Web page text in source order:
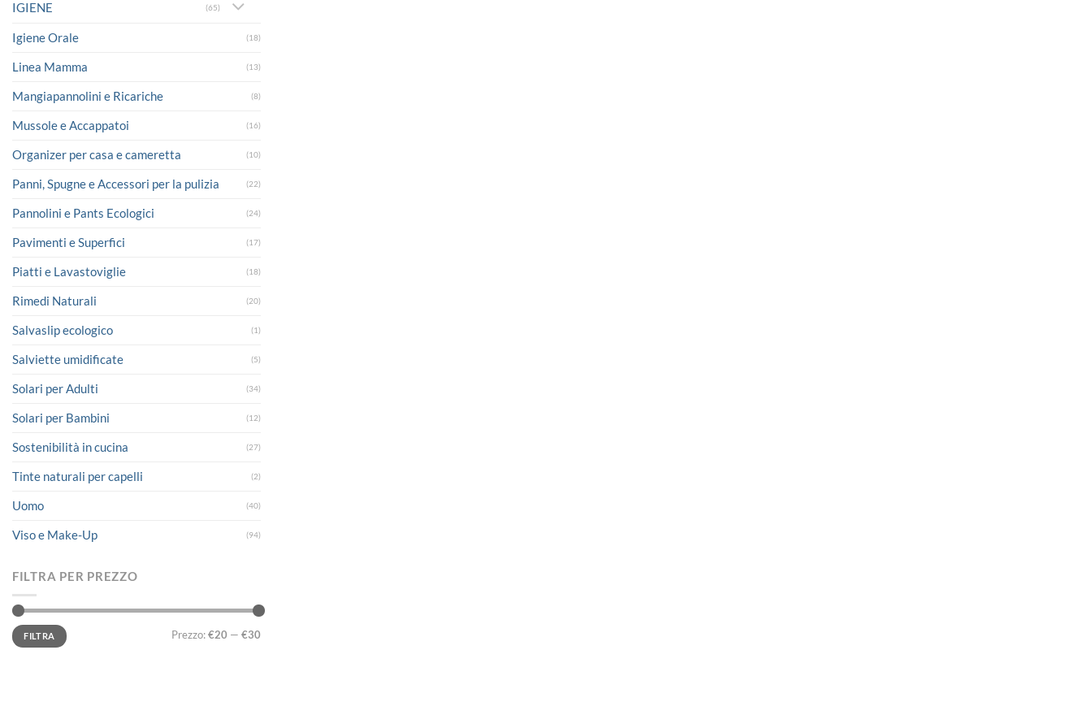
IGIENE (65)
Igiene Orale (18)
Linea Mamma (13)
Mangiapannolini e Ricariche (8)
Mussole e Accappatoi (16)
Organizer per casa e cameretta (10)
Panni, Spugne e Accessori per la pulizia (22)
Pannolini e Pants Ecologici (24)
Pavimenti e Superfici (17)
Piatti e Lavastoviglie (18)
Rimedi Naturali (20)
Salvaslip ecologico (1)
Salviette umidificate (5)
Solari per Adulti (34)
Solari per Bambini (12)
Sostenibilità in cucina (27)
Tinte naturali per capelli (2)
Uomo (40)
Viso e Make-Up (94)
FILTRA PER PREZZO
Prezzo
Min
Prezzo
MaxFILTRA Prezzo:€20 — €30